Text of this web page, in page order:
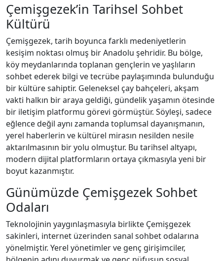
Çemişgezek’in Tarihsel Sohbet
Kültürü
Çemişgezek, tarih boyunca farklı medeniyetlerin
kesişim noktası olmuş bir Anadolu şehridir. Bu bölge,
köy meydanlarında toplanan gençlerin ve yaşlıların
sohbet ederek bilgi ve tecrübe paylaşımında bulunduğu
bir kültüre sahiptir. Geleneksel çay bahçeleri, akşam
vakti halkın bir araya geldiği, gündelik yaşamın ötesinde
bir iletişim platformu görevi görmüştür. Söyleşi, sadece
eğlence değil aynı zamanda toplumsal dayanışmanın,
yerel haberlerin ve kültürel mirasın nesilden nesile
aktarılmasının bir yolu olmuştur. Bu tarihsel altyapı,
modern dijital platformların ortaya çıkmasıyla yeni bir
boyut kazanmıştır.
Günümüzde Çemişgezek Sohbet
Odaları
Teknolojinin yaygınlaşmasıyla birlikte Çemişgezek
sakinleri, internet üzerinden sanal sohbet odalarına
yönelmiştir. Yerel yönetimler ve genç girişimciler,